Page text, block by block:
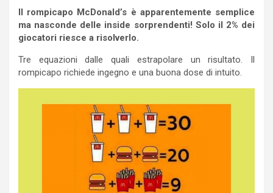
Il rompicapo McDonald’s è apparentemente semplice
ma nasconde delle inside sorprendenti! Solo il 2% dei
giocatori riesce a risolverlo.
Tre equazioni dalle quali estrapolare un risultato. Il
rompicapo richiede ingegno e una buona dose di intuito.